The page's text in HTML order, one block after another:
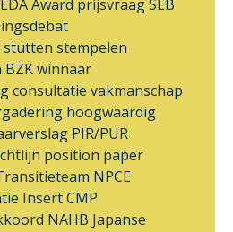
EDA Award prijsvraagSEB
stutten stempelen
BZKwinnaar
consultatie vakmanschap
hoogwaardig
PIR/PUR
position paper
NPCE
InsertCMP
NAHB Japanse